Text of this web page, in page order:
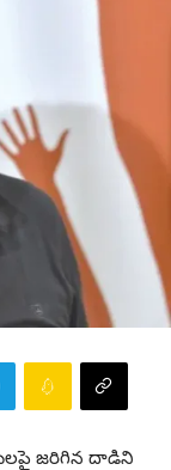
జరిగిన దాడిని